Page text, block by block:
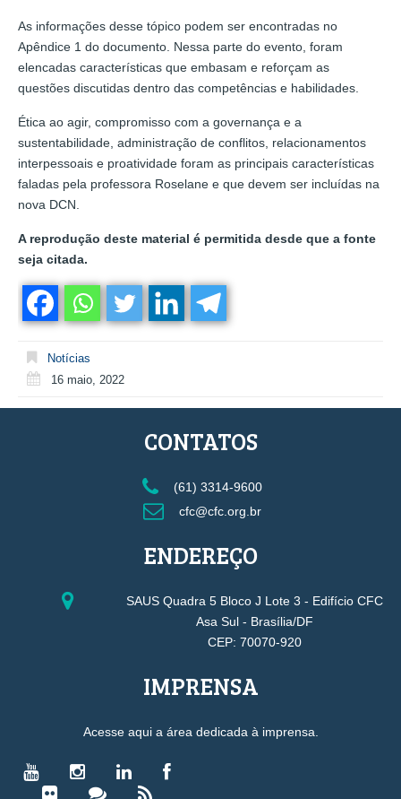
As informações desse tópico podem ser encontradas no
Apêndice 1 do documento. Nessa parte do evento, foram
elencadas características que embasam e reforçam as
questões discutidas dentro das competências e habilidades.
Ética ao agir, compromisso com a governança e a
sustentabilidade, administração de conflitos, relacionamentos
interpessoais e proatividade foram as principais características
faladas pela professora Roselane e que devem ser incluídas na
nova DCN.
A reprodução deste material é permitida desde que a fonte
seja citada.
Notícias
16 maio, 2022
CONTATOS
(61) 3314-9600
cfc@cfc.org.br
ENDEREÇO
SAUS Quadra 5 Bloco J Lote 3 - Edifício CFC
Asa Sul - Brasília/DF
CEP: 70070-920
IMPRENSA
Acesse aqui a área dedicada à imprensa.